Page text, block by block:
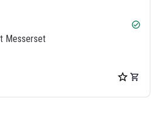
check_circle
Messerset